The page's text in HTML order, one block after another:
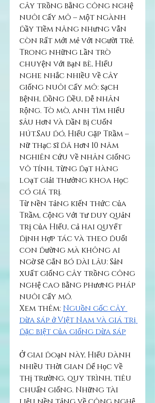
cây trồng bằng công nghệ
nuôi cấy mô – một ngành
đầy tiềm năng nhưng vẫn
còn rất mới mẻ với người trẻ.
Trong những lần trò
chuyện với bạn bè, Hiếu
nghe nhắc nhiều về cây
giống nuôi cấy mô: sạch
bệnh, đồng đều, dễ nhân
rộng. Tò mò, anh tìm hiểu
sâu hơn và dần bị cuốn
hút.Sau đó, Hiếu gặp Trầm –
nữ thạc sĩ đã hơn 10 năm
nghiên cứu về nhân giống
vô tính, từng đạt hàng
loạt giải thưởng khoa học
có giá trị.
Từ nền tảng kiến thức của
Trầm, cộng với tư duy quản
trị của Hiếu, cả hai quyết
định hợp tác và theo đuổi
con đường mà không ai
ngờ sẽ gắn bó dài lâu: Sản
xuất giống cây trồng công
nghệ cao bằng phương pháp
nuôi cấy mô.
Xem thêm: Nguồn gốc cây
dừa sáp ở Việt Nam và giá trị
đặc biệt của giống dừa sáp
Ở giai đoạn này, Hiếu dành
nhiều thời gian để học về
thị trường, quy trình, tiêu
chuẩn giống. Những tài